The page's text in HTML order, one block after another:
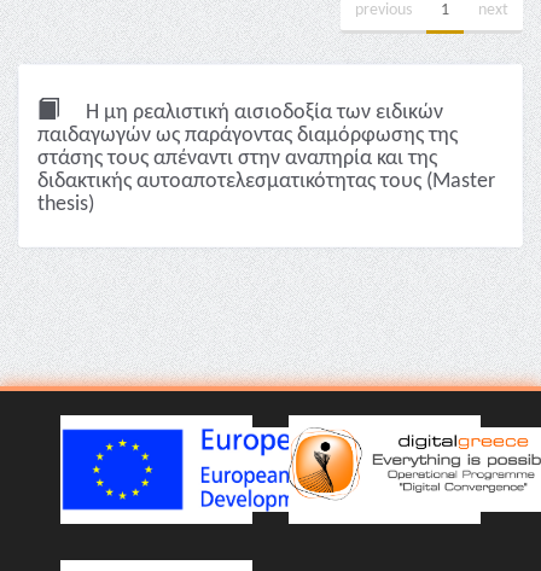
previous 1 next
Η μη ρεαλιστική αισιοδοξία των ειδικών
παιδαγωγών ως παράγοντας διαμόρφωσης της
στάσης τους απέναντι στην αναπηρία και της
διδακτικής αυτοαποτελεσματικότητας τους (Master
thesis)